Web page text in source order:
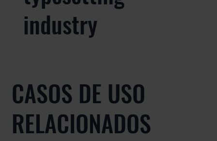
industry
CASOS DE USO
RELACIONADOS